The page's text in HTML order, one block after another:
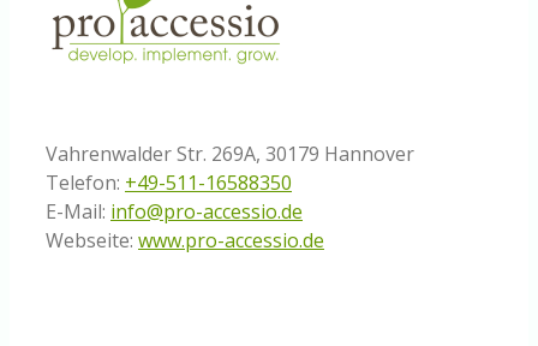
Vahrenwalder Str. 269A, 30179 Hannover
Telefon: +49-511-16588350
E-Mail: info@pro-accessio.de
Webseite: www.pro-accessio.de